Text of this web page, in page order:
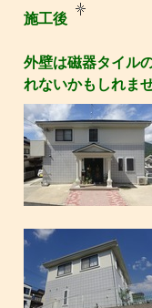
施工後
外壁は磁器タイル
れないかもしれま